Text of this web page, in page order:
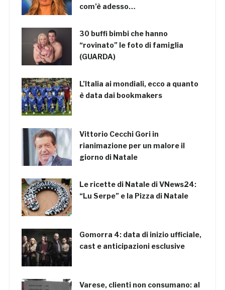
com’è adesso…
30 buffi bimbi che hanno
“rovinato” le foto di famiglia
(GUARDA)
L’Italia ai mondiali, ecco a quanto
è data dai bookmakers
Vittorio Cecchi Gori in
rianimazione per un malore il
giorno di Natale
Le ricette di Natale di VNews24:
“Lu Serpe” e la Pizza di Natale
Gomorra 4: data di inizio ufficiale,
cast e anticipazioni esclusive
Varese, clienti non consumano: al